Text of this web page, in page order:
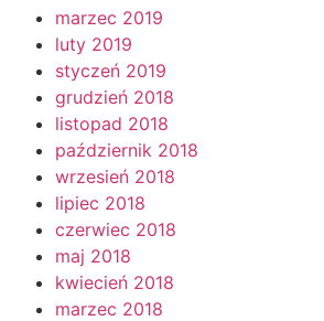
marzec 2019
luty 2019
styczeń 2019
grudzień 2018
listopad 2018
październik 2018
wrzesień 2018
lipiec 2018
czerwiec 2018
maj 2018
kwiecień 2018
marzec 2018